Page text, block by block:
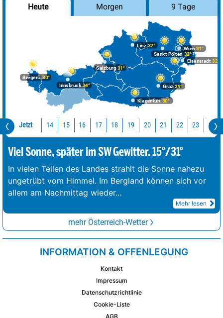
Heute Morgen 9 Tage
Bregenz30°
Graz29°
Innsbruck34°
Klagenfurt 30°
Linz32°
Salzburg31°
Wien 31°
Eisenstadt 32°
Sankt Pölten 32°
Jetzt 14 15 16 17 18 19 20 21 22 23 0
Viel Sonne, später im SW Gewitter. 15°/31°
In vielen Teilen des Landes strahlt die Sonne nahezu
ungetrübt vom Himmel. Im Bergland können sich vor
allem am Nachmittag wieder...
Mehr lesen
mehr Österreich-Wetter
INFORMATION & OFFENLEGUNG
Kontakt
Impressum
Datenschutzrichtlinie
Cookie-Liste
AGB